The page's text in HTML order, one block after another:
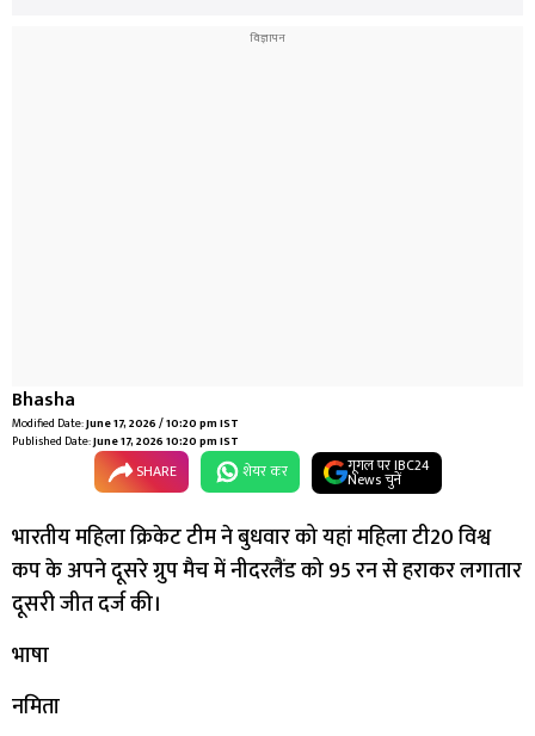
Bhasha
Modified Date:June 17, 2026 / 10:20 pm IST
Published Date:June 17, 2026 10:20 pm IST
SHARE शेयर कर गूगल पर IBC24
News चुनें
भारतीय महिला क्रिकेट टीम ने बुधवार को यहां महिला टी20 विश्व
कप के अपने दूसरे ग्रुप मैच में नीदरलैंड को 95 रन से हराकर लगातार
दूसरी जीत दर्ज की।
भाषा
नमिता